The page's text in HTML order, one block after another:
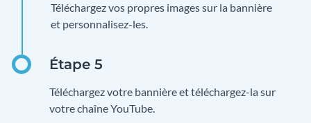
Téléchargez vos propres images sur la bannière
et personnalisez-les.
Téléchargez votre bannière et téléchargez-la sur
votre chaîne YouTube.